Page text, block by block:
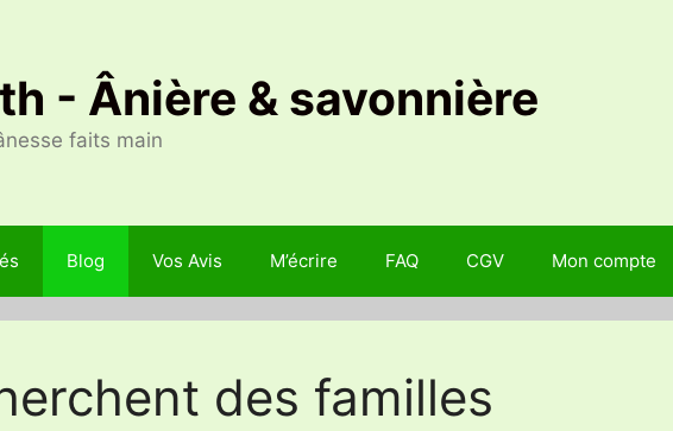
- Ânière & savonnière
faits main
Blog Vos Avis M’écrire FAQ CGV Mon compte
des familles